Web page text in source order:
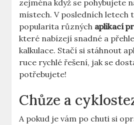
zejména když se pohybujete
místech. V posledních letech
popularita různých aplikací
které nabízejí snadné a
kalkulace. Stačí si stáhnout
ruce rychlé řešení, jak se
potřebujete!
Chůze a
A pokud je vám po chuti si